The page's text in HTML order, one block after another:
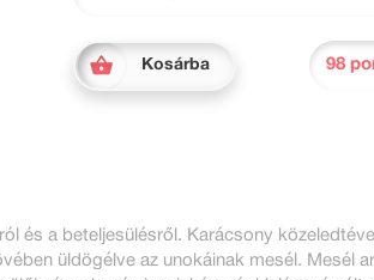
Kosárba 98
és a beteljesülésről. Karácsony
üldögélve az unokáinak mesél. Mesél